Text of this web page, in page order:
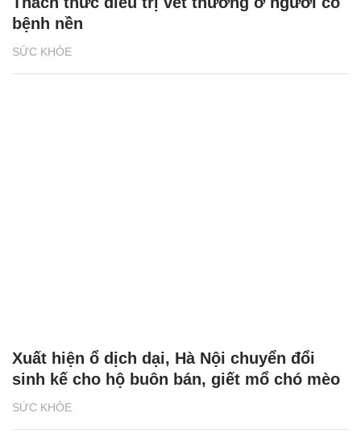
SỨC KHỎE
bệnh nền
SỨC KHỎE
Xuất hiện ổ dịch dại, Hà Nội chuyển đổi
sinh kế cho hộ buôn bán, giết mổ chó mèo